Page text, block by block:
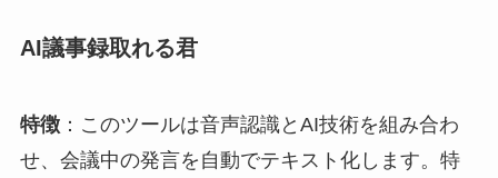
AI議事録取れる君
特徴：このツールは音声認識とAI技術を組み合わ
せ、会議中の発言を自動でテキスト化します。特